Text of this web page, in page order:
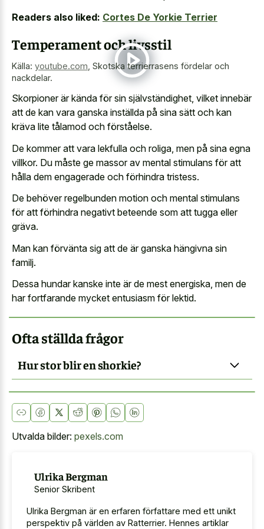
Readers also liked: Cortes De Yorkie Terrier
Temperament och livsstil
Källa: youtube.com Skotska terrierrasens fördelar och
nackdelar.
Skorpioner är kända för sin självständighet, vilket innebär
att de kan vara ganska inställda på sina sätt och kan
kräva lite tålamod och förståelse.
De kommer att vara lekfulla och roliga, men på sina egna
villkor. Du måste ge massor av mental stimulans för att
hålla dem engagerade och förhindra tristess.
De behöver regelbunden motion och mental stimulans
för att förhindra negativt beteende som att tugga eller
gräva.
Man kan förvänta sig att de är ganska hängivna sin
familj.
Dessa hundar kanske inte är de mest energiska, men de
har fortfarande mycket entusiasm för lektid.
Ofta ställda frågor
Hur stor blir en shorkie?
Utvalda bilder: pexels.com
Ulrika Bergman
Senior Skribent
Ulrika Bergman är en erfaren författare med ett unikt
perspektiv på världen av Ratterrier. Hennes artiklar